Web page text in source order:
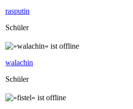
rasputin
Schüler
walachin
Schüler